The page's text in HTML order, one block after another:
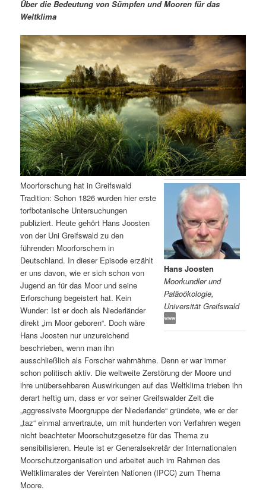
r
e
n
I
n
h
a
s
p
r
i
n
g
e
n
d
ä
r
e
n
I
n
l
t
s
p
r
i
n
g
e
n
a
g
a
t
i
o
n
Über die Bedeutung von Sümpfen und Mooren für das
Weltklima
Hans Joosten
Moorkundler und
Paläoökologie,
Universität Greifswald
Moorforschung hat in Greifswald
Tradition: Schon 1826 wurden hier erste
torfbotanische Untersuchungen
publiziert. Heute gehört Hans Joosten
von der Uni Greifswald zu den
führenden Moorforschern in
Deutschland. In dieser Episode erzählt
er uns davon, wie er sich schon von
Jugend an für das Moor und seine
Erforschung begeistert hat. Kein
Wunder: Ist er doch als Niederländer
direkt „im Moor geboren“. Doch wäre
Hans Joosten nur unzureichend
beschrieben, wenn man ihn
ausschließlich als Forscher wahrnähme. Denn er war immer
schon politisch aktiv. Die weltweite Zerstörung der Moore und
ihre unübersehbaren Auswirkungen auf das Weltklima trieben ihn
derart heftig um, dass er vor seiner Greifswalder Zeit die
„aggressivste Moorgruppe der Niederlande“ gründete, wie er der
„taz“ einmal anvertraute, um mit hunderten von Verfahren wegen
nicht beachteter Moorschutzgesetze für das Thema zu
sensibilisieren. Heute ist er Generalsekretär der Internationalen
Moorschutzorganisation und arbeitet auch im Rahmen des
Weltklimarates der Vereinten Nationen (IPCC) zum Thema
Moore.